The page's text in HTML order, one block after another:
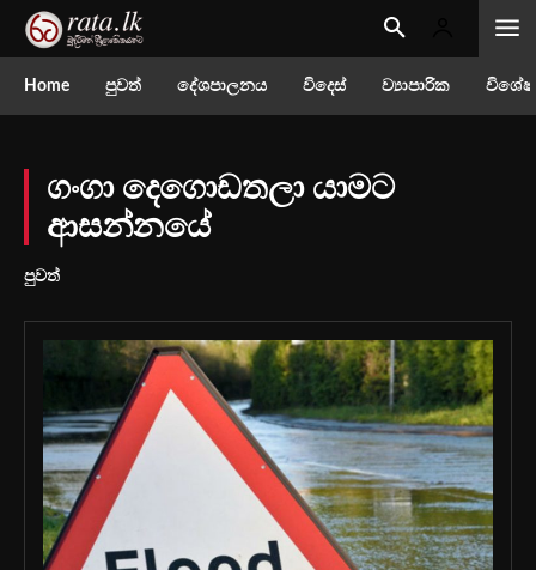
Home පුවත් දේශපාලනය විදෙස් ව්‍යාපාරික
ගංගා දෙගොඩතලා යාමට
ආසන්නයේ
පුවත්